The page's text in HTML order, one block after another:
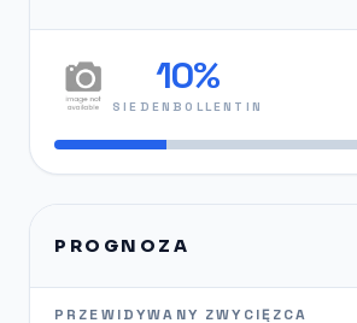
10%
SIEDENBOLLENTIN
PROGNOZA
PRZEWIDYWANY ZWYCIĘZCA